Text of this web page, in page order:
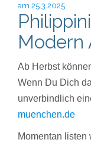
am 25.3.2025
Modern
Ab Herbst
Wenn Du Dich
unverbindlich
muenchen.de
Momentan listen